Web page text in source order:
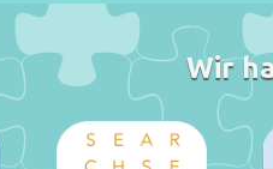
Wir